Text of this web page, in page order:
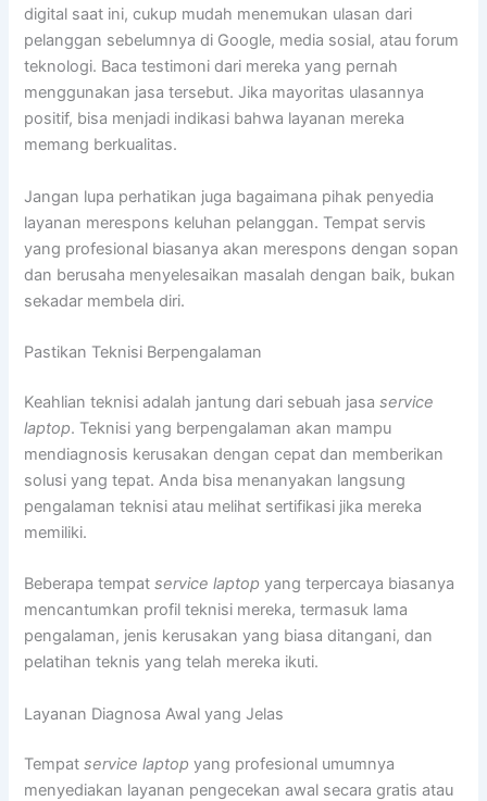
digital saat ini, cukup mudah menemukan ulasan dari
pelanggan sebelumnya di Google, media sosial, atau forum
teknologi. Baca testimoni dari mereka yang pernah
menggunakan jasa tersebut. Jika mayoritas ulasannya
positif, bisa menjadi indikasi bahwa layanan mereka
memang berkualitas.
Jangan lupa perhatikan juga bagaimana pihak penyedia
layanan merespons keluhan pelanggan. Tempat servis
yang profesional biasanya akan merespons dengan sopan
dan berusaha menyelesaikan masalah dengan baik, bukan
sekadar membela diri.
Pastikan Teknisi Berpengalaman
Keahlian teknisi adalah jantung dari sebuah jasaservice
laptop. Teknisi yang berpengalaman akan mampu
mendiagnosis kerusakan dengan cepat dan memberikan
solusi yang tepat. Anda bisa menanyakan langsung
pengalaman teknisi atau melihat sertifikasi jika mereka
memiliki.
Beberapa tempatservice laptop yang terpercaya biasanya
mencantumkan profil teknisi mereka, termasuk lama
pengalaman, jenis kerusakan yang biasa ditangani, dan
pelatihan teknis yang telah mereka ikuti.
Layanan Diagnosa Awal yang Jelas
Tempatservice laptop yang profesional umumnya
menyediakan layanan pengecekan awal secara gratis atau